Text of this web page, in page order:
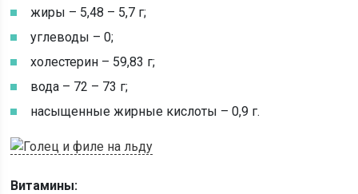
жиры – 5,48 – 5,7 г;
углеводы – 0;
холестерин – 59,83 г;
вода – 72 – 73 г;
насыщенные жирные кислоты – 0,9 г.
Витамины: